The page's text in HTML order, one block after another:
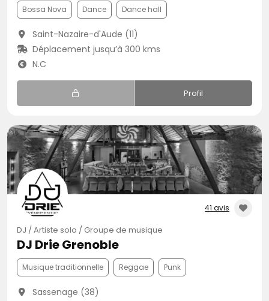
Bossa Nova Dance Dance hall
Saint-Nazaire-d'Aude (11)
Déplacement jusqu’à 300 kms
N.C
Profil
41 avis
DJ / Artiste solo / Groupe de musique
DJ Drie Grenoble
Musique traditionnelle Reggae Punk
Sassenage (38)